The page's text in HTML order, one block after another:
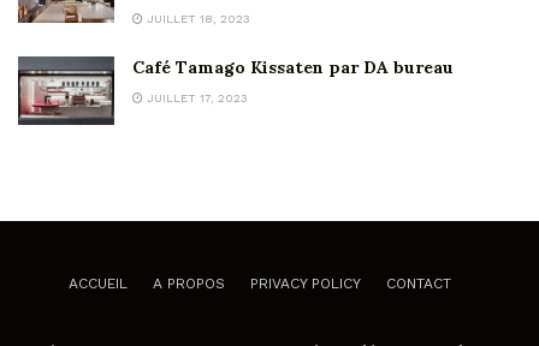
JUILLET 18, 2023
Café Tamago Kissaten par DA bureau
JUILLET 17, 2023
ACCUEIL A PROPOS PRIVACY POLICY CONTACT